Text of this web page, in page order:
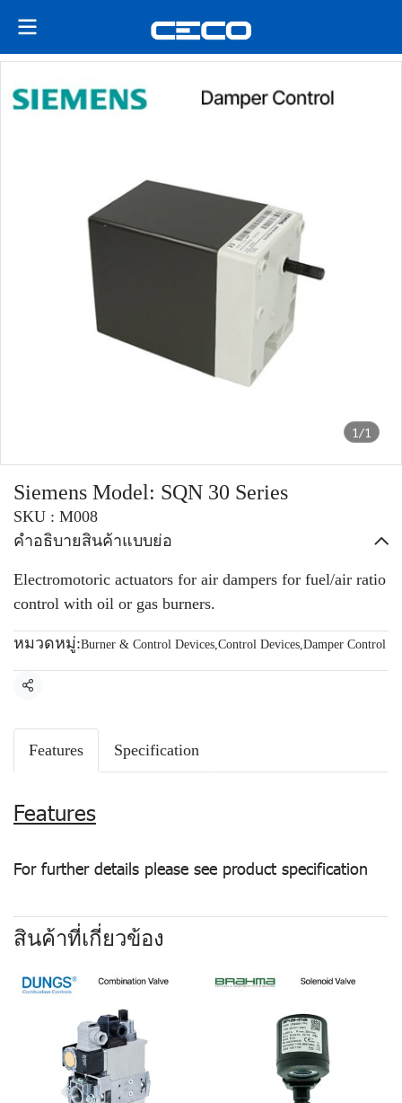
1/1
Siemens Model: SQN 30 Series
SKU : M008
คำอธิบายสินค้าแบบย่อ
Electromotoric actuators for air dampers for fuel/air ratio
control with oil or gas burners.
หมวดหมู่:Burner & Control Devices,Control Devices,Damper Control
แชร์
Features Specification
Features
For further details please see product specification
สินค้าที่เกี่ยวข้อง